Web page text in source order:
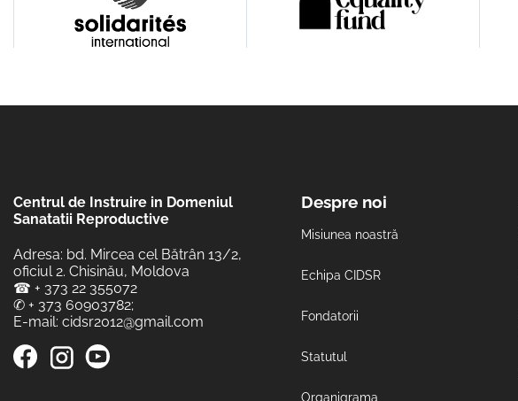
Centrul de Instruire in Domeniul
Sanatatii Reproductive
Adresa: bd. Mircea cel Bătrân 13/2,
oficiul 2. Chisinău, Moldova
☎ + 373 22 355072
✆ + 373 60903782;
E-mail: cidsr2012@gmail.com
Despre noi
Misiunea noastră
Echipa CIDSR
Fondatorii
Statutul
Organigrama